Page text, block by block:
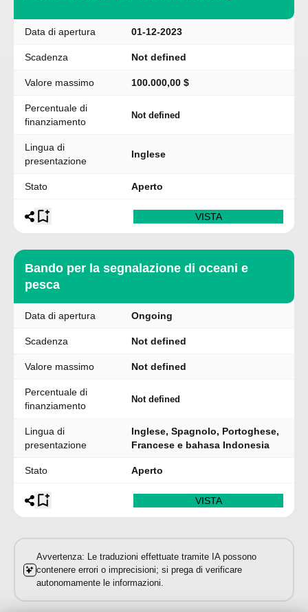
Data di apertura 01-12-2023
Scadenza Not defined
Valore massimo 100.000,00 $
Percentuale di
finanziamento
Not defined
Lingua di
presentazione
Inglese
Stato Aperto
VISTA
Bando per la segnalazione di oceani e
pesca
Data di apertura Ongoing
Scadenza Not defined
Valore massimo Not defined
Percentuale di
finanziamento
Not defined
Lingua di
presentazione
Inglese, Spagnolo, Portoghese,
Francese e bahasa Indonesia
Stato Aperto
VISTA
Avvertenza: Le traduzioni effettuate tramite IA possono
contenere errori o imprecisioni; si prega di verificare
autonomamente le informazioni.